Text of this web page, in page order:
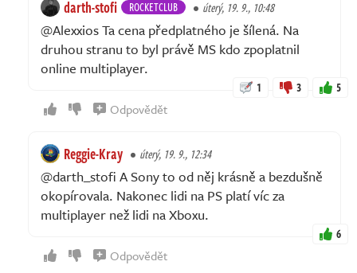
darth-stofi ROCKETCLUB úterý, 19. 9., 10:48
@Alexxios Ta cena předplatného je šílená. Na
druhou stranu to byl právě MS kdo zpoplatnil
online multiplayer.
1 3 5
Odpovědět
Reggie-Kray úterý, 19. 9., 12:34
@darth_stofi A Sony to od něj krásně a bezdušně
okopírovala. Nakonec lidi na PS platí víc za
multiplayer než lidi na Xboxu.
6
Odpovědět